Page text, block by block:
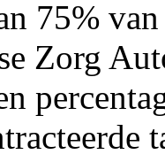
75%
Zorg